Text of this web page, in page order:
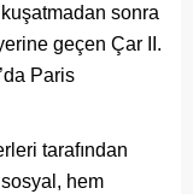
sonra
geçen Çar II.
Paris
tarafından
hem